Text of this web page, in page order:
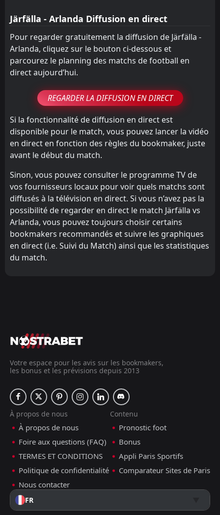
Järfälla - Arlanda Diffusion en direct
Pour regarder gratuitement la diffusion de Järfälla -
Arlanda, cliquez sur le bouton ci-dessous et
parcourez le planning des matchs de football en
direct aujourd’hui.
REGARDER LA DIFFUSION EN DIRECT
Si la fonctionnalité de diffusion en direct est
disponible pour le match, vous pouvez lancer la vidéo
en direct en fonction des règles du bookmaker, juste
avant le début du match.
Sinon, vous pouvez consulter le programme TV de
vos fournisseurs locaux pour voir quels matchs sont
diffusés à la télévision en direct. Si vous n’avez pas la
possibilité de regarder en direct le match Järfälla vs
Arlanda, vous pouvez toujours choisir certains
bookmakers recommandés et suivre les graphiques
en direct (i.e. Suivi du Match) ainsi que les statistiques
du match.
Votre espace pour les avis sur les bookmakers,
les bonus et les prévisions depuis 2013
À propos de nous
À propos de nous
Foire aux questions (FAQ)
TERMES ET CONDITIONS
Politique de confidentialité
Nous contacter
Contenu
Pronostic foot
Bonus
Appli Paris Sportifs
Comparateur Sites de Paris
FR